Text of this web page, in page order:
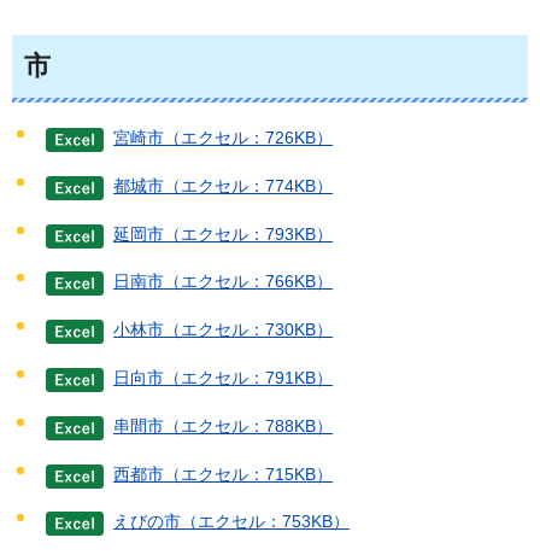
市
宮崎市（エクセル：726KB）
都城市（エクセル：774KB）
延岡市（エクセル：793KB）
日南市（エクセル：766KB）
小林市（エクセル：730KB）
日向市（エクセル：791KB）
串間市（エクセル：788KB）
西都市（エクセル：715KB）
えびの市（エクセル：753KB）